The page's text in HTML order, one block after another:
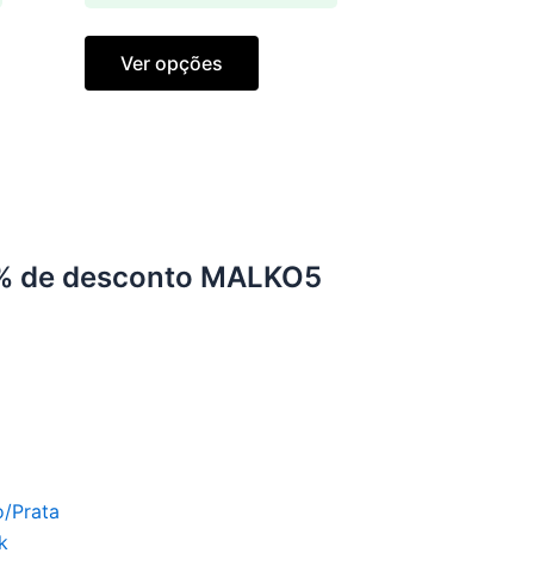
Ver opções
de desconto MALKO5
Prata